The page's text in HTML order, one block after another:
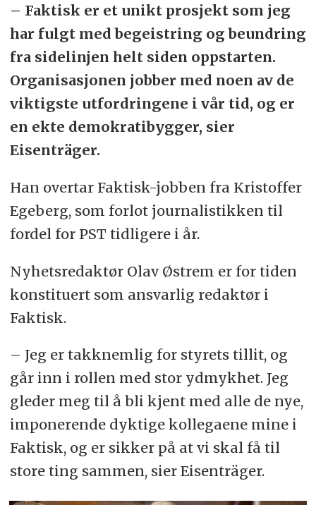
– Faktisk er et unikt prosjekt som jeg
har fulgt med begeistring og beundring
fra sidelinjen helt siden oppstarten.
Organisasjonen jobber med noen av de
viktigste utfordringene i vår tid, og er
en ekte demokratibygger, sier
Eisenträger.
Han overtar Faktisk-jobben fra Kristoffer
Egeberg, som forlot journalistikken til
fordel for PST tidligere i år.
Nyhetsredaktør Olav Østrem er for tiden
konstituert som ansvarlig redaktør i
Faktisk.
– Jeg er takknemlig for styrets tillit, og
går inn i rollen med stor ydmykhet. Jeg
gleder meg til å bli kjent med alle de nye,
imponerende dyktige kollegaene mine i
Faktisk, og er sikker på at vi skal få til
store ting sammen, sier Eisenträger.